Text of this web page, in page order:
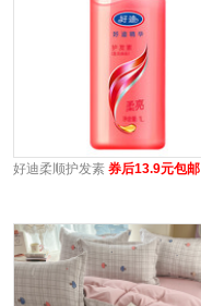
好迪柔顺护发素 券后13.9元包邮